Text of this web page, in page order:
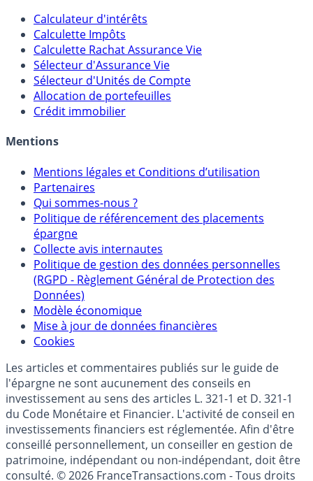
Outils
Calculateur d'intérêts
Calculette Impôts
Calculette Rachat Assurance Vie
Sélecteur d'Assurance Vie
Sélecteur d'Unités de Compte
Crédit immobilier
Mentions
Mentions légales et Conditions d’utilisation
Partenaires
Qui sommes-nous ?
Politique de référencement des placements
épargne
Collecte avis internautes
Politique de gestion des données personnelles
(RGPD - Règlement Général de Protection des
Données)
Modèle économique
Cookies
Les articles et commentaires publiés sur le guide de
l'épargne ne sont aucunement des conseils en
investissement au sens des articles L. 321-1 et D. 321-1
du Code Monétaire et Financier. L'activité de conseil en
investissements financiers est réglementée. Afin d'être
conseillé personnellement, un conseiller en gestion de